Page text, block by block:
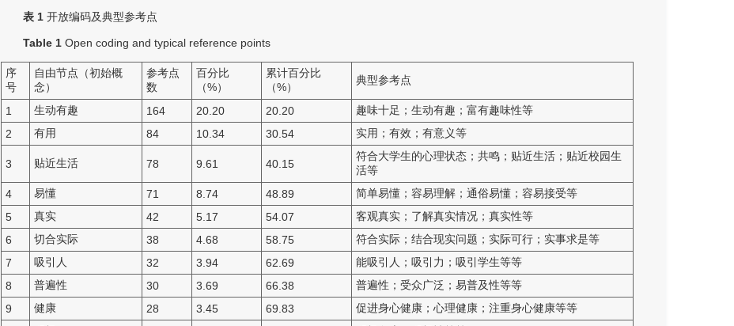
表 1 开放编码及典型参考点
Table 1 Open coding and typical reference points
序
号
自由节点（初始概
念）
参考点
数
百分比
（%）
累计百分比
（%）
典型参考点
1 生动有趣 164 20.20 20.20
趣味十足；生动有趣；富有趣味性等
2
有用 84 10.34 30.54 实用；有效；有意义等
3 贴近生活 78 9.61 40.15
符合大学生的心理状态；共鸣；贴近生活；贴近校园生
活等
4
易懂 71 8.74 48.89
简单易懂；容易理解；通俗易懂；容易接受等
5
真实 42 5.17 54.07
客观真实；了解真实情况；真实性等
6
切合实际 38 4.68 58.75
符合实际；结合现实问题；实际可行；实事求是等
7
吸引人 32 3.94 62.69
能吸引人；吸引力；吸引学生等等
8
普遍性 30 3.69 66.38
普遍性；受众广泛；易普及性等等
9
健康 28 3.45 69.83
促进身心健康；心理健康；注重身心健康等等